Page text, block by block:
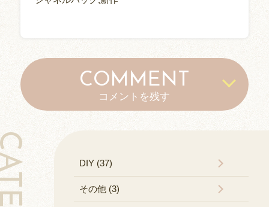
COMMENT
コメントを残す
DIY (37)
その他 (3)